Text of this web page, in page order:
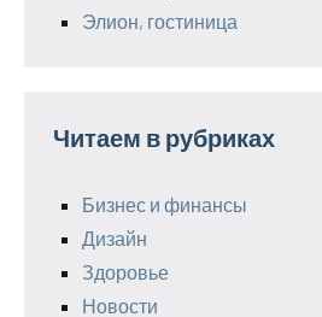
Элион, гостиница
Читаем в рубриках
Бизнес и финансы
Дизайн
Здоровье
Новости